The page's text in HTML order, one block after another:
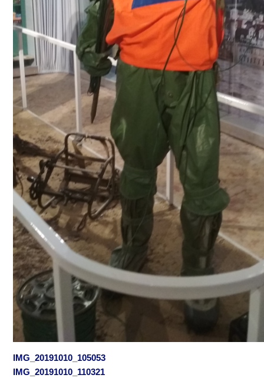
IMG_20191010_105053
IMG_20191010_110321